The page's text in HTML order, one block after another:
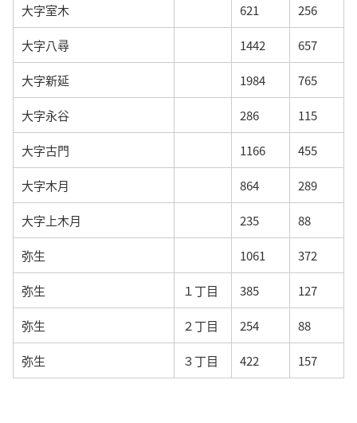
大字室木 621 256
大字八尋 1442 657
大字新延 1984 765
大字永谷 286 115
大字古門 1166 455
大字木月 864 289
大字上木月 235 88
弥生 1061 372
弥生 １丁目 385 127
弥生 ２丁目 254 88
弥生 ３丁目 422 157